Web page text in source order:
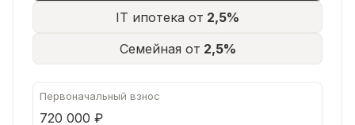
IT ипотека от 2,5%
Семейная от 2,5%
Первоначальный взнос